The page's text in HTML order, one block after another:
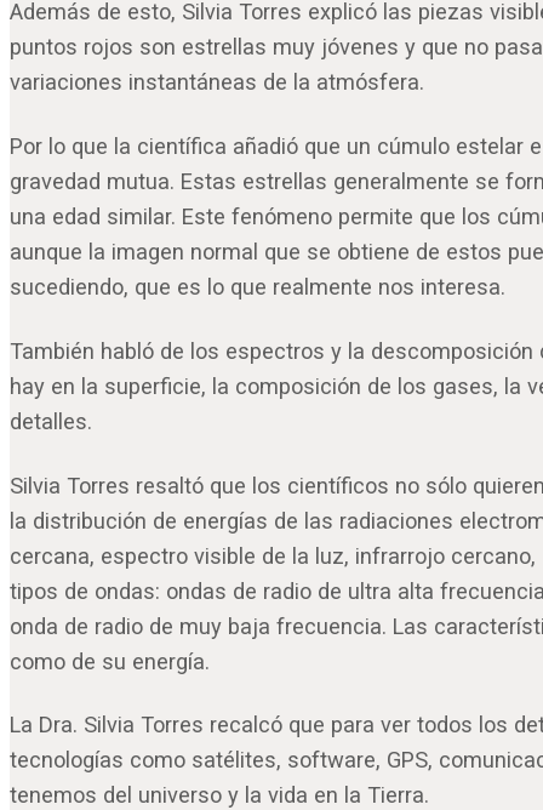
Además de esto, Silvia Torres explicó las piezas
puntos rojos son estrellas muy jóvenes y que no
variaciones instantáneas de la atmósfera.
Por lo que la científica añadió que un cúmulo
gravedad mutua. Estas estrellas generalmente se
una edad similar. Este fenómeno permite que los
aunque la imagen normal que se obtiene de estos
sucediendo, que es lo que realmente nos interesa.
También habló de los espectros y la
hay en la superficie, la composición de los gases, la
detalles.
Silvia Torres resaltó que los científicos no sólo
la distribución de energías de las radiaciones
cercana, espectro visible de la luz, infrarrojo
tipos de ondas: ondas de radio de ultra alta
onda de radio de muy baja frecuencia. Las
como de su energía.
La Dra. Silvia Torres recalcó que para ver todos los
tecnologías como satélites, software, GPS,
tenemos del universo y la vida en la Tierra.